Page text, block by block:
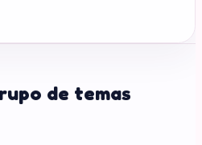
de temas